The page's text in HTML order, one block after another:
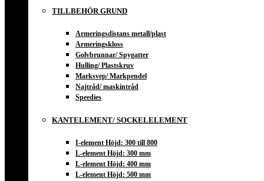
TILLBEHÖR GRUND
Armeringsdistans metall/plast
Armeringskloss
Golvbrunnar/ Spygatter
Hulling/ Plastskruv
Marksvep/ Markpendel
Najtråd/ maskintråd
Speedies
KANTELEMENT/ SOCKELELEMENT
I-element Höjd: 300 till 800
L-element Höjd: 300 mm
L-element Höjd: 400 mm
L-element Höjd: 500 mm